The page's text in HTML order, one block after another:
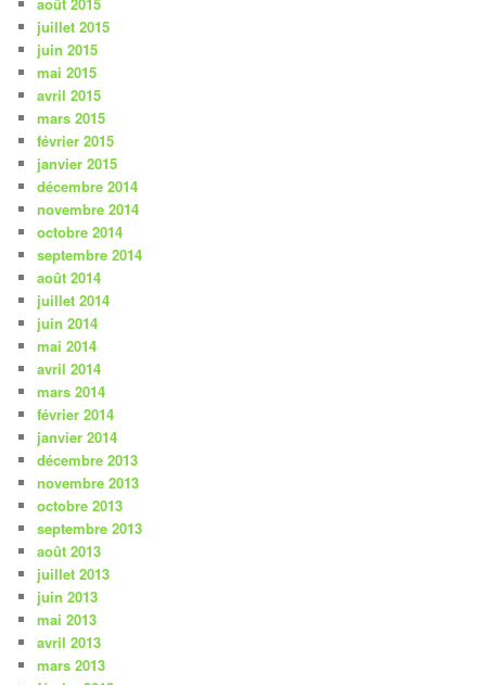
août 2015
juillet 2015
juin 2015
mai 2015
avril 2015
mars 2015
février 2015
janvier 2015
décembre 2014
novembre 2014
octobre 2014
septembre 2014
août 2014
juillet 2014
juin 2014
mai 2014
avril 2014
mars 2014
février 2014
janvier 2014
décembre 2013
novembre 2013
octobre 2013
septembre 2013
août 2013
juillet 2013
juin 2013
mai 2013
avril 2013
mars 2013